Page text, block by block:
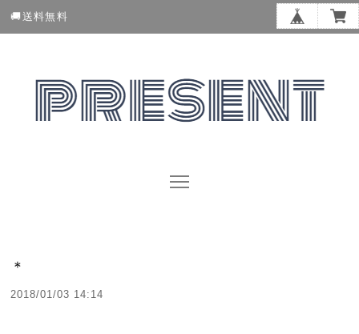
🚚送料無料
＊
2018/01/03 14:14